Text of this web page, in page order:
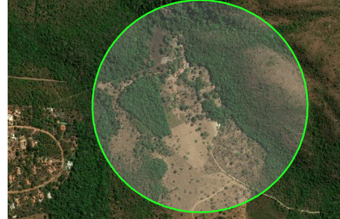
Municípios
Terras
indígenas
(FUNAI)
UC Federal
UC Estaduais
UC
Municipais
Hidrografia
1:1.000.000
(ANA)
Biomas
(IBGE)
Vegetação
(IBGE)
Rodovias